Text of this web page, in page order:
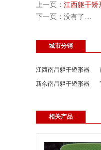
上一页： 江西躯干矫
下一页：没有了…
城市分销
江西南昌躯干矫形器
新余南昌躯干矫形器
相关产品